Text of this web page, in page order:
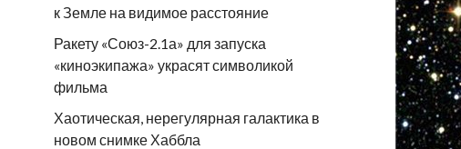
к Земле на видимое расстояние
Ракету «Союз-2.1а» для запуска
«киноэкипажа» украсят символикой
фильма
Хаотическая, нерегулярная галактика в
новом снимке Хаббла